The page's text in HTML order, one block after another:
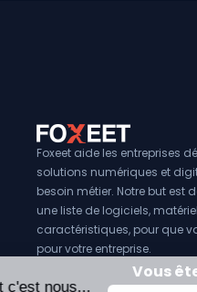
Foxeet aide les entreprises
solutions numériques et
besoin métier. Notre but est
une liste de logiciels,
caractéristiques, pour que
pour votre entreprise.
Vous